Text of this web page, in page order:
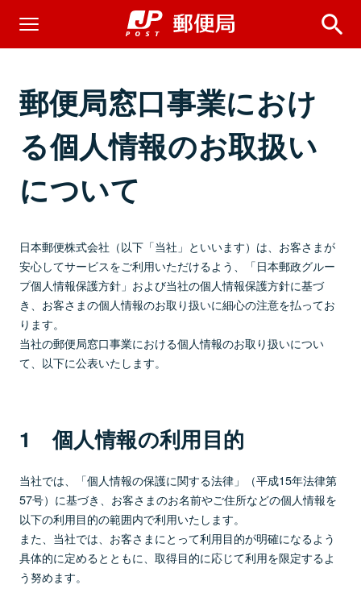
郵便局窓口事業におけ
る個人情報のお取扱い
について
日本郵便株式会社（以下「当社」といいます）は、お客さまが
安心してサービスをご利用いただけるよう、「日本郵政グルー
プ個人情報保護方針」および当社の個人情報保護方針に基づ
き、お客さまの個人情報のお取り扱いに細心の注意を払ってお
ります。
当社の郵便局窓口事業における個人情報のお取り扱いについ
て、以下に公表いたします。
1 個人情報の利用目的
当社では、「個人情報の保護に関する法律」（平成15年法律第
57号）に基づき、お客さまのお名前やご住所などの個人情報を
以下の利用目的の範囲内で利用いたします。
また、当社では、お客さまにとって利用目的が明確になるよう
具体的に定めるとともに、取得目的に応じて利用を限定するよ
う努めます。